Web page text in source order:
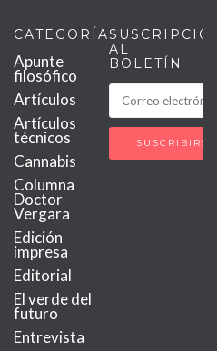
CATEGORÍAS
Apunte
filosófico
Artículos
Artículos
técnicos
Cannabis
Columna
Doctor
Vergara
Edición
impresa
Editorial
El verde del
futuro
Entrevista
SUSCRIPCIÓN
AL
BOLETÍN